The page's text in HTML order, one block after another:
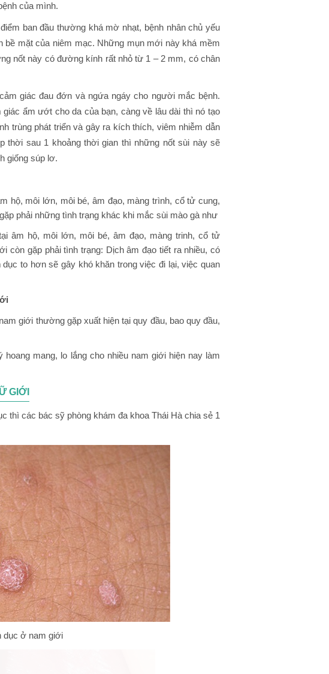
của mình.
ban đầu thường khá mờ nhạt, bệnh nhân chủ yếu
bề mặt của niêm mạc. Những mụn mới này khá mềm
nốt này có đường kính rất nhỏ từ 1 – 2 mm, có chân
giác đau đớn và ngứa ngáy cho người mắc bệnh.
ẩm ướt cho da của bạn, càng về lâu dài thì nó tạo
trùng phát triển và gây ra kích thích, viêm nhiễm dẫn
thời sau 1 khoảng thời gian thì những nốt sùi này sẽ
giống súp lơ.
hộ, môi lớn, môi bé, âm đạo, màng trình, cổ tử cung,
phải những tình trạng khác khi mắc sùi mào gà như
âm hộ, môi lớn, môi bé, âm đạo, màng trinh, cổ tử
gặp phải tình trạng: Dịch âm đạo tiết ra nhiều, có
to hơn sẽ gây khó khăn trong việc đi lại, việc quan
giới thường gặp xuất hiện tại quy đầu, bao quy đầu,
mang, lo lắng cho nhiều nam giới hiện nay làm
GIỚI
thì các bác sỹ phòng khám đa khoa Thái Hà chia sẻ 1
dục ở nam giới